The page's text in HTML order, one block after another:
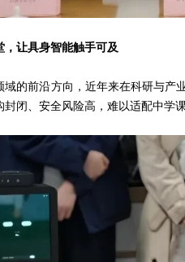
让具身智能触手可及
域的前沿方向，近年来在科研与
闭、安全风险高，难以适配中学